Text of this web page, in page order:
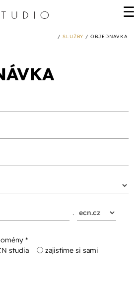
/ SLUŽBY / OBJEDNAVKA
.
*
studia
zajistíme si sami